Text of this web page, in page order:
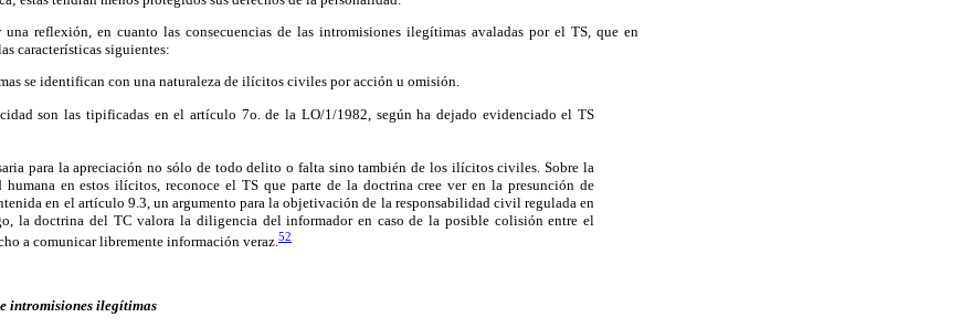
reflexión, en cuanto las consecuencias de las intromisiones ilegítimas avaladas por el TS, que en
características siguientes:
se identifican con una naturaleza de ilícitos civiles por acción u omisión.
son las tipificadas en el artículo 7o. de la LO/1/1982, según ha dejado evidenciado el TS
para la apreciación no sólo de todo delito o falta sino también de los ilícitos civiles. Sobre la
en estos ilícitos, reconoce el TS que parte de la doctrina cree ver en la presunción de
en el artículo 9.3, un argumento para la objetivación de la responsabilidad civil regulada en
la doctrina del TC valora la diligencia del informador en caso de la posible colisión entre el
a comunicar libremente información veraz.52
intromisiones ilegítimas